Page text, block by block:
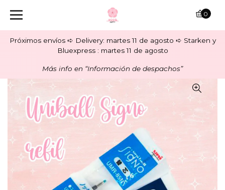
Próximos envíos ➪ Delivery: martes 11 de agosto ➪ Starken y
Bluexpress : martes 11 de agosto
Más info en “Información de despachos”
0